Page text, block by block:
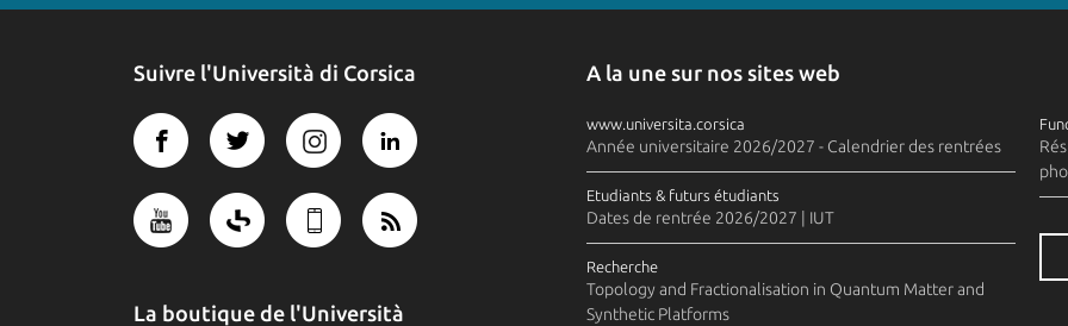
Suivre l'Università di Corsica
La boutique de l'Università
A la une sur nos sites web
www.universita.corsica
Année universitaire 2026/2027 - Calendrier des rentrées
Etudiants & futurs étudiants
Dates de rentrée 2026/2027 | IUT
Recherche
Topology and Fractionalisation in Quantum Matter and
Synthetic Platforms